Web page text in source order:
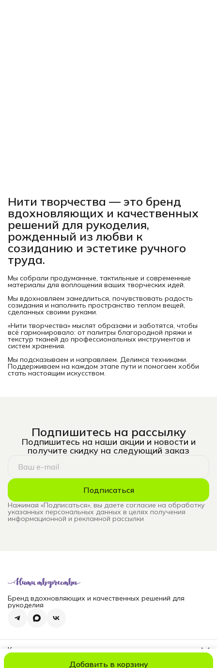
Добавить в корзину
Нити творчества — это бренд
вдохновляющих и качественных
решений для рукоделия,
рожденный из любви к
созиданию и эстетике ручного
труда.
Мы собрали продуманные, тактильные и современные
материалы для воплощения ваших творческих идей.
Мы вдохновляем замедлиться, почувствовать радость
созидания и наполнить пространство теплом вещей,
сделанных своими руками.
«Нити творчества» мыслят образами и заботятся, чтобы
всё гармонировало: от палитры благородной пряжи и
текстур тканей до профессиональных инструментов и
систем хранения.
Мы подсказываем и направляем. Делимся техниками.
Поддерживаем на каждом этапе пути и помогаем хобби
стать настоящим искусством.
Подпишитесь на рассылку
Подпишитесь на наши акции и новости и
получите скидку на следующий заказ
Подписаться
Нажимая «Подписаться», вы даете согласие на обработку
указанных персональных данных в целях получения
информационной и рекламной рассылки
Бренд вдохновляющих и качественных решений для
рукоделия
Контакты